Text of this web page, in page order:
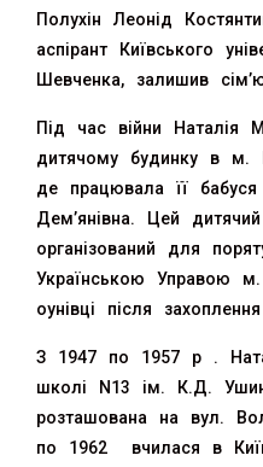
Полухін Леонід
аспірант Київського
Шевченка, залишив
Під час війни Наталія
дитячому будинку в м.
де працювала її
Дем’янівна. Цей
організований для
Українською Управою
оунівці після
З 1947 по 1957 р .
школі N13 ім. К.Д.
розташована на вул.
по 1962 вчилася в